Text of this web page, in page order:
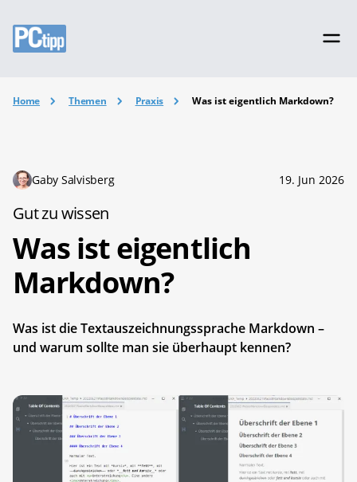
Home Themen Praxis Was ist eigentlich Markdown?
Gaby Salvisberg 19. Jun 2026
Gut zu wissen
Was ist eigentlich
Markdown?
Was ist die Textauszeichnungssprache Markdown –
und warum sollte man sie überhaupt kennen?